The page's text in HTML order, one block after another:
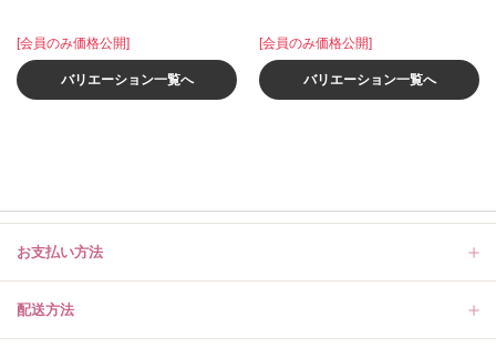
[会員のみ価格公開]
バリエーション一覧へ
[会員のみ価格公開]
バリエーション一覧へ
お支払い方法
配送方法